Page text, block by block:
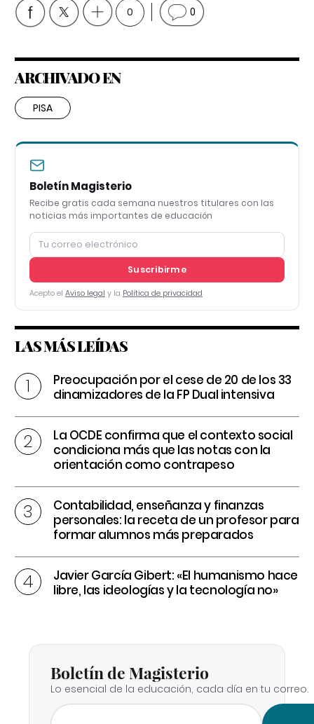
0 0
ARCHIVADO EN
PISA
Boletín Magisterio
Recibe gratis cada semana nuestros titulares con las
noticias más importantes de educación
Suscribirme
Acepto el Aviso legal y la Política de privacidad
LAS MÁS LEÍDAS
Preocupación por el cese de 20 de los 33
dinamizadores de la FP Dual intensiva
La OCDE confirma que el contexto social
condiciona más que las notas con la
orientación como contrapeso
Contabilidad, enseñanza y finanzas
personales: la receta de un profesor para
formar alumnos más preparados
Javier García Gibert: «El humanismo hace
libre, las ideologías y la tecnología no»
Boletín de Magisterio
Lo esencial de la educación, cada día en tu correo.